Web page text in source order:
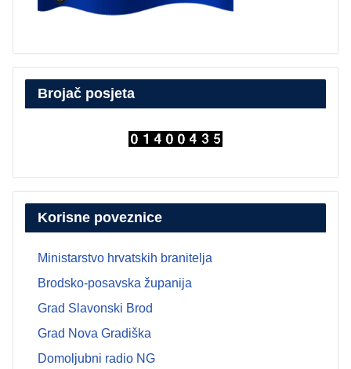
Brojač posjeta
Korisne poveznice
Ministarstvo hrvatskih branitelja
Brodsko-posavska županija
Grad Slavonski Brod
Grad Nova Gradiška
Domoljubni radio NG